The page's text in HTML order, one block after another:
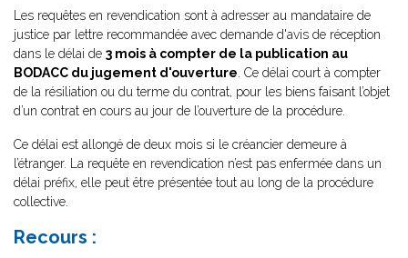
Les requêtes en revendication sont à adresser au mandataire de
justice par lettre recommandée avec demande d'avis de réception
dans le délai de 3 mois à compter de la publication au
BODACC du jugement d'ouverture . Ce délai court à compter
de la résiliation ou du terme du contrat, pour les biens faisant l’objet
d’un contrat en cours au jour de l’ouverture de la procédure.
Ce délai est allongé de deux mois si le créancier demeure à
l’étranger. La requête en revendication n’est pas enfermée dans un
délai préfix, elle peut être présentée tout au long de la procédure
collective.
Recours :